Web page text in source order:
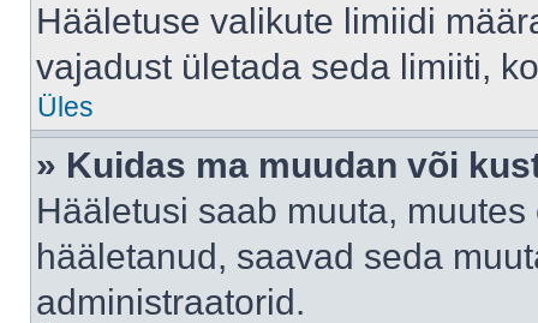
Hääletuse valikute limiidi
vajadust ületada seda limiiti,
Üles
» Kuidas ma muudan või
Hääletusi saab muuta,
hääletanud, saavad seda
administraatorid.